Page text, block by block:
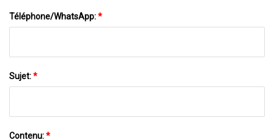
Téléphone/WhatsApp:*
Sujet:*
Contenu:*